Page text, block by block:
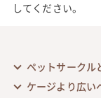
してください。
ペットサークル
ケージより広い